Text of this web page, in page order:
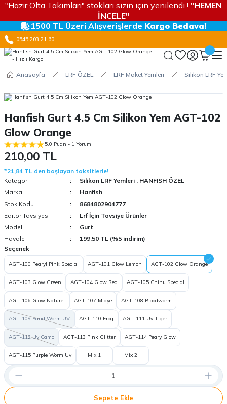
"Hazır Olta Takımları" stokları sizin için yenilendi ! "HEMEN
İNCELE"
1500 TL Üzeri Alışverişlerde Kargo Bedava!
0545 203 21 60
Anasayfa LRF ÖZEL LRF Maket Yemleri Silikon LRF
Hanfish Gurt 4.5 Cm Silikon Yem AGT-102
Glow Orange
5.0 Puan - 1 Yorum
210,00 TL
*21,84 TL den başlayan taksitlerle!
Kategori
Silikon LRF Yemleri , HANFISH ÖZEL
Marka
Hanfish
Stok Kodu
8684802904777
Editör Tavsiyesi
Lrf İçin Tavsiye Ürünler
Model
Gurt
Havale
199,50 TL (%5 indirim)
Seçenek
AGT-100 Pearyl Pink Special AGT-101 Glow Lemon AGT-102 Glow Orange
AGT-103 Glow Green AGT-104 Glow Red AGT-105 Chinu Special
AGT-106 Glow Naturel AGT-107 Midye AGT-108 Bloodworm
AGT-109 Sand Worm UV AGT-110 Frog AGT-111 Uv Tiger
AGT-112 Uv Camo AGT-113 Pink Glitter AGT-114 Peary Glow
AGT-115 Purple Worm Uv Mix 1 Mix 2
Sepete Ekle